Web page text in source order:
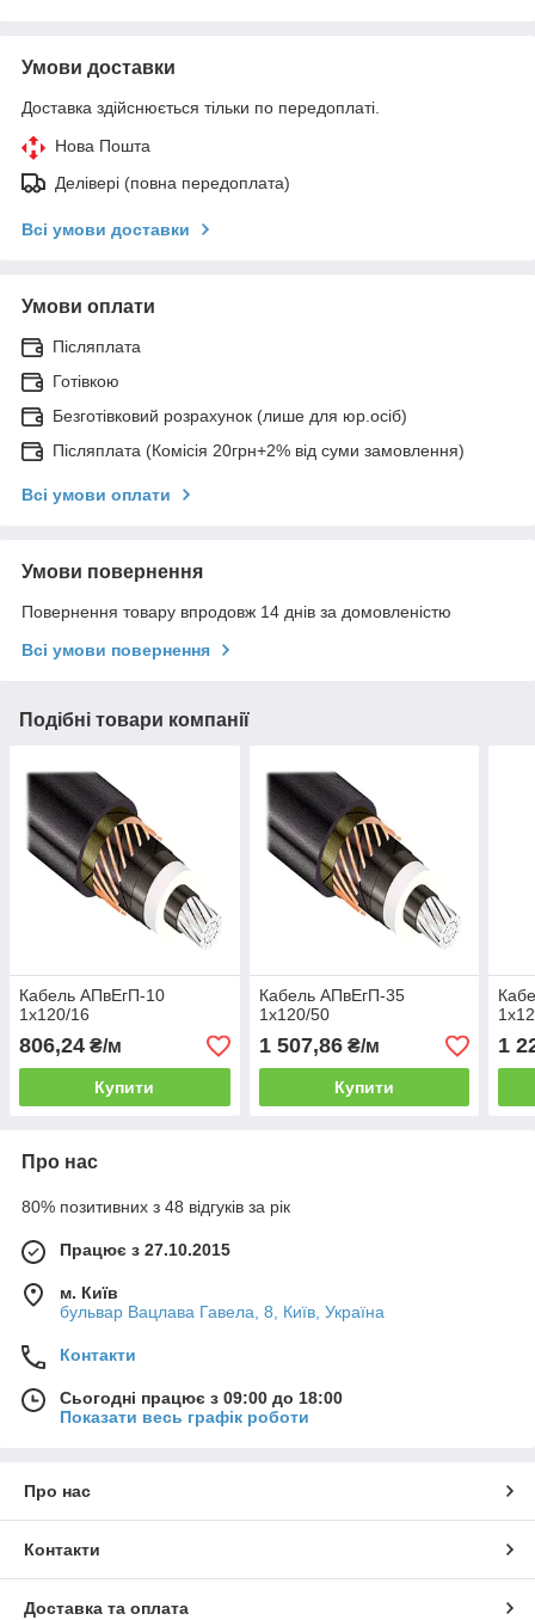
Умови доставки
Доставка здійснюється тільки по передоплаті.
Нова Пошта
Делівері (повна передоплата)
Всі умови доставки
Умови оплати
Післяплата
Готівкою
Безготівковий розрахунок (лише для юр.осіб)
Післяплата (Комісія 20грн+2% від суми замовлення)
Всі умови оплати
Умови повернення
Повернення товару впродовж 14 днів за домовленістю
Всі умови повернення
Подібні товари компанії
Кабель АПвЕгП-10
1х120/16
806,24 ₴/м
Купити
Кабель АПвЕгП-35
1х120/50
1 507,86₴/м
Купити
1
Про нас
80% позитивних з 48 відгуків за рік
Працює з 27.10.2015
м. Київ
бульвар Вацлава Гавела, 8, Київ, Україна
Контакти
Сьогодні працює з 09:00 до 18:00
Показати весь графік роботи
Про нас
Контакти
Доставка та оплата